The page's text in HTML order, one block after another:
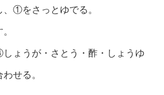
①をさっとゆでる。
ょうが・さとう・酢・しょうゆ
せる。